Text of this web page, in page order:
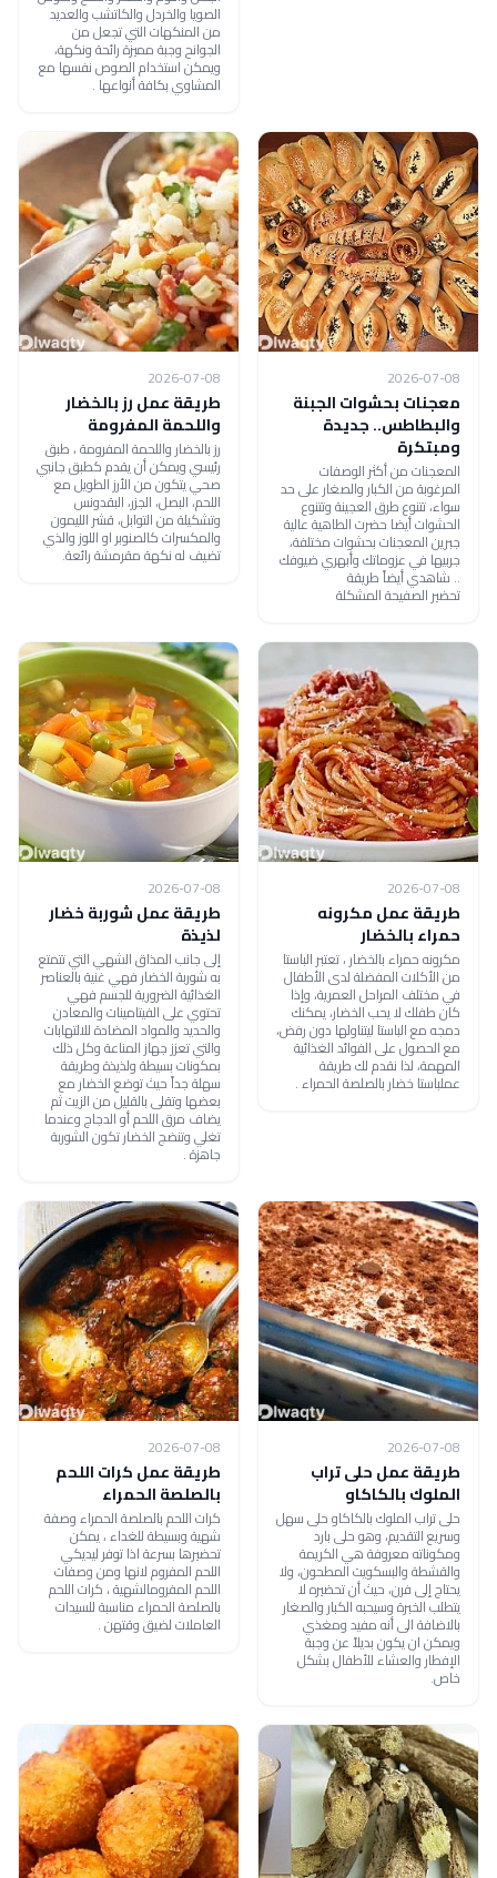
الصويا والخردل والكاتشب والعديد
من المنكهات التي تجعل من
الجوانح وجبة مميزة رائحة ونكهة،
ويمكن استخدام الصوص نفسها مع
المشاوي بكافة أنواعها .
2026-07-08
معجنات بحشوات الجبنة
والبطاطس.. جديدة
ومبتكرة
المعجنات من أكثر الوصفات
المرغوبة من الكبار والصغار على حد
سواء، تتنوع طرق العجينة وتتنوع
الحشوات أيضا حضرت الطاهية عالية
جبرين المعجنات بحشوات مختلفة،
جربيها في عزوماتك وأبهري ضيوفك
.. شاهدي أيضاً طريقة
تحضير الصفيحة المشكلة
2026-07-08
طريقة عمل رز بالخضار
واللحمة المفرومة
رز بالخضار واللحمة المفرومة ، طبق
رئيسي ويمكن أن يقدم كطبق جانبي
صحي يتكون من الأرز الطويل مع
اللحم، البصل، الجزر، البقدونس
وتشكيلة من التوابل، قشر الليمون
والمكسرات كالصنوبر او اللوز والذي
تضيف له نكهة مقرمشة رائعة.
2026-07-08
طريقة عمل مكرونه
حمراء بالخضار
مكرونه حمراء بالخضار ، تعتبر الباستا
من الأكلات المفضلة لدى الأطفال
في مختلف المراحل العمرية، وإذا
كان طفلك لا يحب الخضار، يمكنك
دمجه مع الباستا ليتناولها دون رفض،
مع الحصول على الفوائد الغذائية
المهمة، لذا نقدم لك طريقة
عملباستا خضار بالصلصة الحمراء .
2026-07-08
طريقة عمل شوربة خضار
لذيذة
إلى جانب المذاق الشهي التي تتمتع
به شوربة الخضار فهي غنية بالعناصر
الغذائية الضرورية للجسم فهي
تحتوي على الفيتامينات والمعادن
والحديد والمواد المضادة للالتهابات
والتي تعزز جهاز المناعة وكل ذلك
بمكونات بسيطة ولذيذة وطريقة
سهلة جداً حيث توضع الخضار مع
بعضها وتقلى بالقليل من الزيت ثم
يضاف مرق اللحم أو الدجاج وعندما
تغلي وتنضج الخضار تكون الشوربة
جاهزة .
2026-07-08
طريقة عمل حلى تراب
الملوك بالكاكاو
حلى تراب الملوك بالكاكاو حلى سهل
وسريع التقديم، وهو حلى بارد
ومكوناته معروفة هي الكريمة
والقشطة والبسكويت المطحون، ولا
يحتاج إلى فرن، حيث أن تحضيره لا
يتطلب الخبرة وسيحبه الكبار والصغار
بالاضافة الى أنه مفيد ومغذي
ويمكن ان يكون بديلاً عن وجبة
الإفطار والعشاء للأطفال بشكل
خاص.
2026-07-08
طريقة عمل كرات اللحم
بالصلصة الحمراء
كرات اللحم بالصلصة الحمراء وصفة
شهية وبسيطة للغداء ، يمكن
تحضيرها بسرعة اذا توفر ليديكي
اللحم المفروم لانها ومن وصفات
اللحم المفرومالشهية ، كرات اللحم
بالصلصة الحمراء مناسبة للسيدات
العاملات لضيق وقتهن .